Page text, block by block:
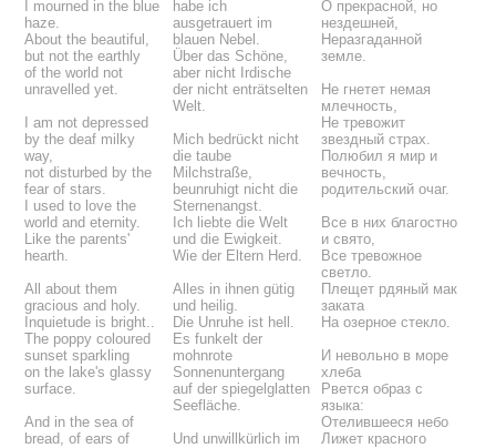
I mourned in the blue
haze.
About the beautiful,
but not the earthly
of the world not
unravelled yet.
I am not depressed
by the deaf milky
way,
not disturbed by the
fear of stars.
I used to love the
world and eternity.
Like the parents'
hearth.
All about them
gracious and holy.
Inquietude is bright..
The poppy coloured
sunset sparkling
on the lake's glassy
surface.
And in the sea of
bread, of ears of
habe ich
ausgetrauert im
blauen Nebel.
Über das Schöne,
aber nicht Irdische
der nicht enträtselten
Welt.
Mich bedrückt nicht
die taube
Milchstraße,
beunruhigt nicht die
Sternenangst.
Ich liebte die Welt
und die Ewigkeit.
Wie der Eltern Herd.
Alles in ihnen gütig
und heilig.
Die Unruhe ist hell.
Es funkelt der
mohnrote
Sonnenuntergang
auf der spiegelglatten
Seefläche.
Und unwillkürlich im
О прекрасной, но
нездешней,
Неразгаданной
земле.
Не гнетет немая
млечность,
Не тревожит
звездный страх.
Полюбил я мир и
вечность,
родительский очаг.
Все в них благостно
и свято,
Все тревожное
светло.
Плещет рдяный мак
заката
На озерное стекло.
И невольно в море
хлеба
Рвется образ с
языка:
Отелившееся небо
Лижет красного